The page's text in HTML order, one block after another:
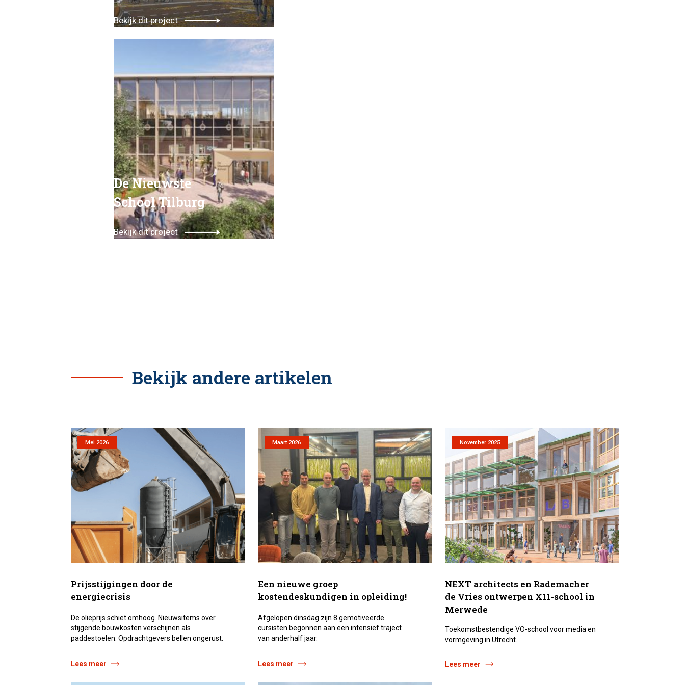
Bekijk dit project
De Nieuwste
School Tilburg
Bekijk dit project
Bekijk andere artikelen
Mei 2026
Prijsstijgingen door de
energiecrisis
De olieprijs schiet omhoog. Nieuws­items over
stijgende bouwkosten verschijnen als
paddestoelen. Opdrachtgevers bellen ongerust.
Lees meer
Maart 2026
Een nieuwe groep
kostendeskundigen in opleiding!
Afgelopen dinsdag zijn 8 gemotiveerde
cursisten begonnen aan een intensief traject
van anderhalf jaar.
Lees meer
November 2025
NEXT architects en Rademacher
de Vries ontwerpen X11-school in
Merwede
Toekomstbestendige VO-school voor media en
vormgeving in Utrecht.
Lees meer